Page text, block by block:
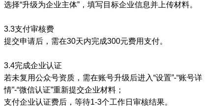
选择“升级为企业主体”，填写目标企业信息并上传材料。
3.3支付审核费
提交申请后，需在30天内完成300元费用支付。
3.4完成企业认证
若未复用公众号资质，需在账号升级后进入“设置”-“账号详
情”-“微信认证”重新提交企业材料；
支付企业认证费后，等待1-3个工作日审核结果。